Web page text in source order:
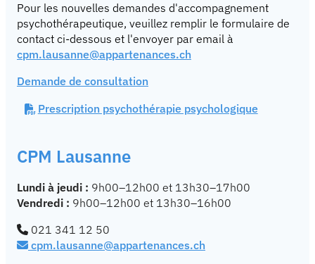
Pour les nouvelles demandes d'accompagnement
psychothérapeutique, veuillez remplir le formulaire de
contact ci-dessous et l'envoyer par email à
cpm.lausanne@appartenances.ch
Demande de consultation
Prescription psychothérapie psychologique
CPM Lausanne
Lundi à jeudi : 9h00–12h00 et 13h30–17h00
Vendredi : 9h00–12h00 et 13h30–16h00
021 341 12 50
cpm.lausanne@appartenances.ch